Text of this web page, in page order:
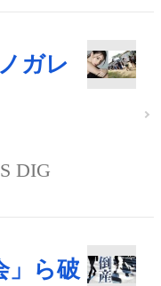
ガレ
DIG
」ら破